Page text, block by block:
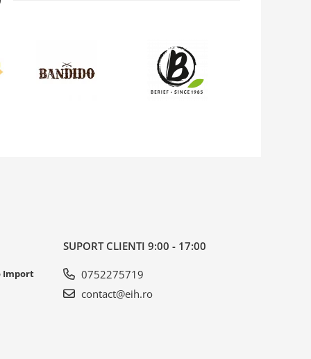
Import
SUPORT CLIENTI 9:00 - 17:00
0752275719
contact@eih.ro